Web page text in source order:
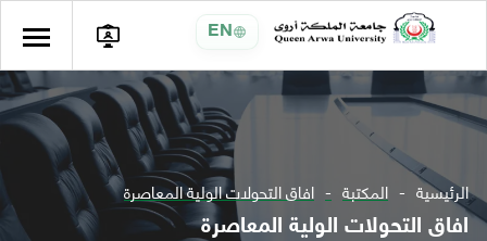
EN
الرئيسية المكتبة افاق التحولات الولية المعاصرة
افاق التحولات الولية المعاصرة